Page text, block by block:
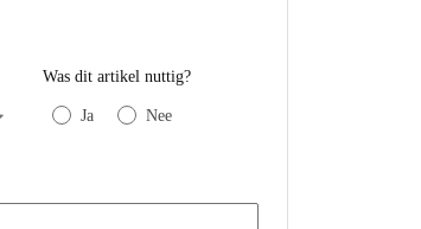
Was dit artikel nuttig?
Ja Nee